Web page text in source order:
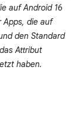
auf Android 16
Apps, die auf
den Standard
Attribut
haben.